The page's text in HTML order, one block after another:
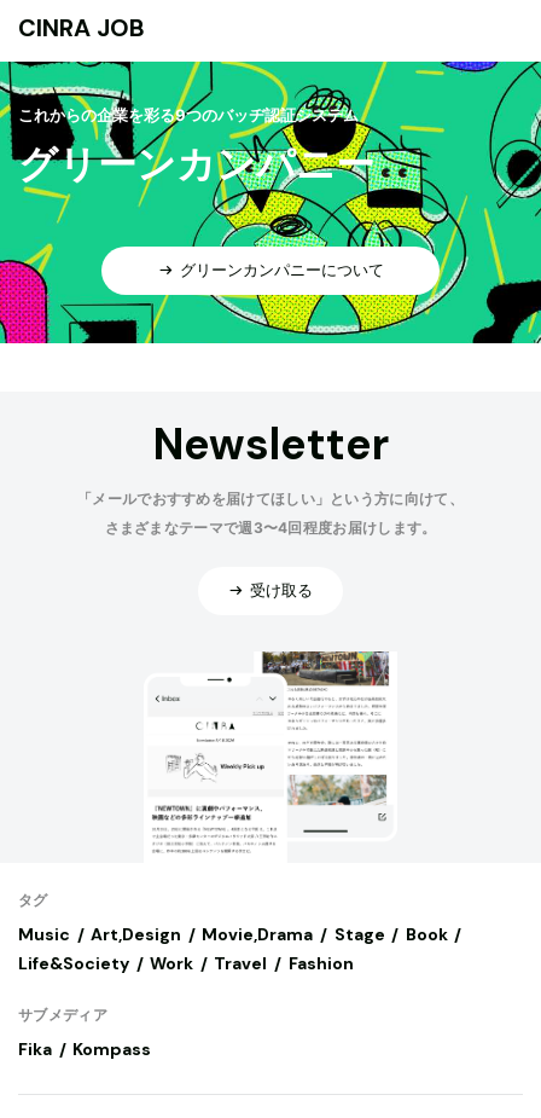
CINRA JOB
これからの企業を彩る9つのバッヂ認証システム
グリーンカンパニー
グリーンカンパニーについて
Newsletter
「メールでおすすめを届けてほしい」という方に向けて、
さまざまなテーマで週3〜4回程度お届けします。
受け取る
タグ
Music Art,Design Movie,Drama Stage
Book
Life&Society
Work Travel Fashion
サブメディア
Fika Kompass